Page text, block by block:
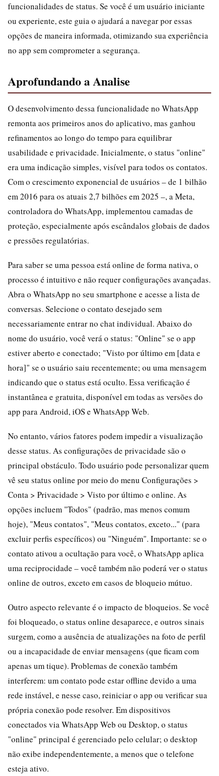
funcionalidades de status. Se você é um usuário iniciante
ou experiente, este guia o ajudará a navegar por essas
opções de maneira informada, otimizando sua experiência
no app sem comprometer a segurança.
Aprofundando a Analise
O desenvolvimento dessa funcionalidade no WhatsApp
remonta aos primeiros anos do aplicativo, mas ganhou
refinamentos ao longo do tempo para equilibrar
usabilidade e privacidade. Inicialmente, o status "online"
era uma indicação simples, visível para todos os contatos.
Com o crescimento exponencial de usuários – de 1 bilhão
em 2016 para os atuais 2,7 bilhões em 2025 –, a Meta,
controladora do WhatsApp, implementou camadas de
proteção, especialmente após escândalos globais de dados
e pressões regulatórias.
Para saber se uma pessoa está online de forma nativa, o
processo é intuitivo e não requer configurações avançadas.
Abra o WhatsApp no seu smartphone e acesse a lista de
conversas. Selecione o contato desejado sem
necessariamente entrar no chat individual. Abaixo do
nome do usuário, você verá o status: "Online" se o app
estiver aberto e conectado; "Visto por último em [data e
hora]" se o usuário saiu recentemente; ou uma mensagem
indicando que o status está oculto. Essa verificação é
instantânea e gratuita, disponível em todas as versões do
app para Android, iOS e WhatsApp Web.
No entanto, vários fatores podem impedir a visualização
desse status. As configurações de privacidade são o
principal obstáculo. Todo usuário pode personalizar quem
vê seu status online por meio do menu Configurações >
Conta > Privacidade > Visto por último e online. As
opções incluem "Todos" (padrão, mas menos comum
hoje), "Meus contatos", "Meus contatos, exceto..." (para
excluir perfis específicos) ou "Ninguém". Importante: se o
contato ativou a ocultação para você, o WhatsApp aplica
uma reciprocidade – você também não poderá ver o status
online de outros, exceto em casos de bloqueio mútuo.
Outro aspecto relevante é o impacto de bloqueios. Se você
foi bloqueado, o status online desaparece, e outros sinais
surgem, como a ausência de atualizações na foto de perfil
ou a incapacidade de enviar mensagens (que ficam com
apenas um tique). Problemas de conexão também
interferem: um contato pode estar offline devido a uma
rede instável, e nesse caso, reiniciar o app ou verificar sua
própria conexão pode resolver. Em dispositivos
conectados via WhatsApp Web ou Desktop, o status
"online" principal é gerenciado pelo celular; o desktop
não exibe independentemente, a menos que o telefone
esteja ativo.